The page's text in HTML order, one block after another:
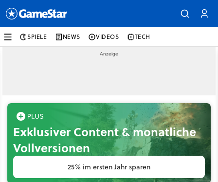
SPIELE NEWS VIDEOS TECH
Exklusiver Content & monatliche
Vollversionen
25% im ersten Jahr sparen